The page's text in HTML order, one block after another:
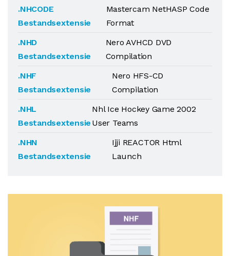
.NHCODE
Bestandsextensie
Mastercam NetHASP Code
Format
.NHD
Bestandsextensie
Nero AVHCD DVD
Compilation
.NHF
Bestandsextensie
Nero HFS-CD
Compilation
.NHL
Bestandsextensie
Nhl Ice Hockey Game 2002
User Teams
.NHN
Bestandsextensie
Ijji REACTOR Html
Launch